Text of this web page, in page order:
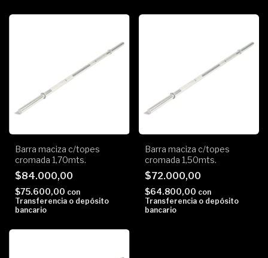
Barra maciza c/topes
cromada 1,70mts.
$84.000,00
$75.600,00 con
Transferencia o depósito
bancario
Barra maciza c/topes
cromada 1,50mts.
$72.000,00
$64.800,00 con
Transferencia o depósito
bancario